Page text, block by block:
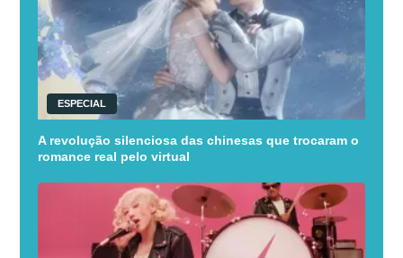
ESPECIAL
A revolução silenciosa das chinesas que trocaram o
romance real pelo virtual